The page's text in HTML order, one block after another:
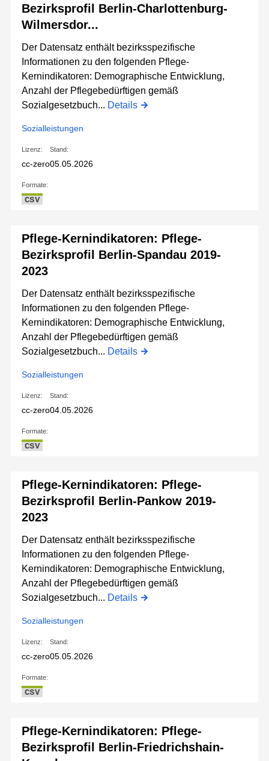
Bezirksprofil Berlin-Charlottenburg-
Wilmersdor...
Der Datensatz enthält bezirksspezifische
Informationen zu den folgenden Pflege-
Kernindikatoren: Demographische Entwicklung,
Anzahl der Pflegebedürftigen gemäß
Sozialgesetzbuch... Details
Sozialleistungen
Lizenz:
cc-zero
Stand:
05.05.2026
Formate:
CSV
Pflege-Kernindikatoren: Pflege-
Bezirksprofil Berlin-Spandau 2019-
2023
Der Datensatz enthält bezirksspezifische
Informationen zu den folgenden Pflege-
Kernindikatoren: Demographische Entwicklung,
Anzahl der Pflegebedürftigen gemäß
Sozialgesetzbuch... Details
Sozialleistungen
Lizenz:
cc-zero
Stand:
04.05.2026
Formate:
CSV
Pflege-Kernindikatoren: Pflege-
Bezirksprofil Berlin-Pankow 2019-
2023
Der Datensatz enthält bezirksspezifische
Informationen zu den folgenden Pflege-
Kernindikatoren: Demographische Entwicklung,
Anzahl der Pflegebedürftigen gemäß
Sozialgesetzbuch... Details
Sozialleistungen
Lizenz:
cc-zero
Stand:
05.05.2026
Formate:
CSV
Pflege-Kernindikatoren: Pflege-
Bezirksprofil Berlin-Friedrichshain-